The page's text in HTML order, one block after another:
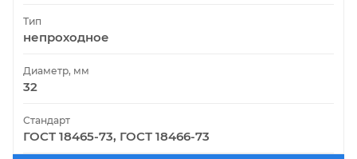
Тип
непроходное
Диаметр, мм
32
Стандарт
ГОСТ 18465-73, ГОСТ 18466-73